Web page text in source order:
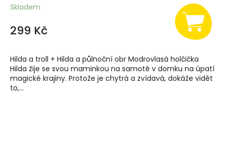
Skladem
299 Kč
Hilda a troll + Hilda a půlnoční obr Modrovlasá holčička
Hilda žije se svou maminkou na samotě v domku na úpatí
magické krajiny. Protože je chytrá a zvídavá, dokáže vidět
to,...